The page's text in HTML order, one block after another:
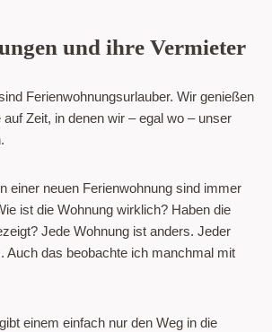
und ihre Vermieter
Ferienwohnungsurlauber. Wir genießen
Zeit, in denen wir – egal wo – unser
einer neuen Ferienwohnung sind immer
ist die Wohnung wirklich? Haben die
Jede Wohnung ist anders. Jeder
Auch das beobachte ich manchmal mit
einem einfach nur den Weg in die